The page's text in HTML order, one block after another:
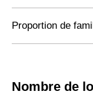
Proportion de
Nombre de